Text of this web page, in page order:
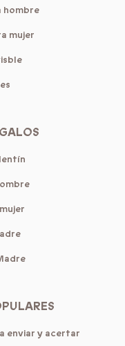
hombre
mujer
enviar y acertar